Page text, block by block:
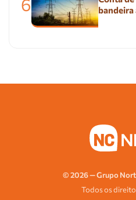
6
bandeira
© 2026 — Grupo
Todos os